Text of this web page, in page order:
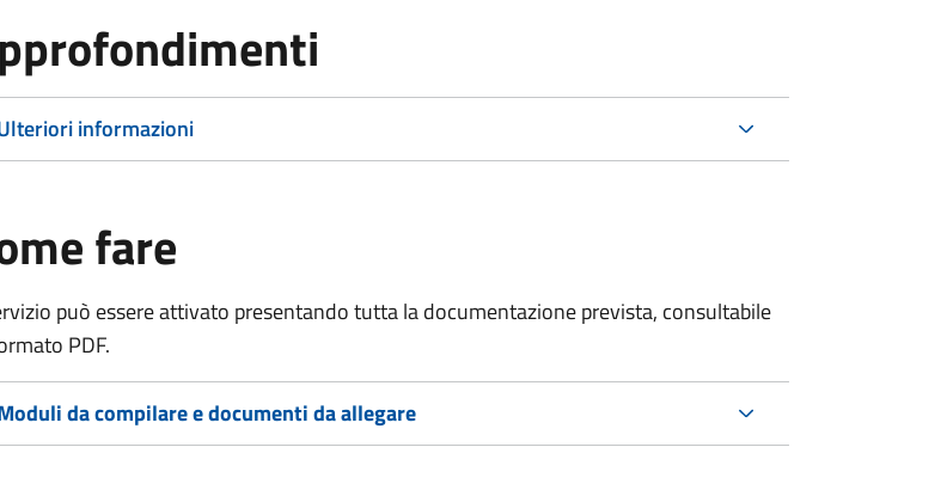
informazioni
fare
può essere attivato presentando tutta la documentazione prevista, consultabile
PDF.
da compilare e documenti da allegare